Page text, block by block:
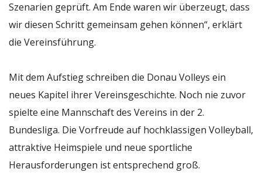
Szenarien geprüft. Am Ende waren wir überzeugt, dass
wir diesen Schritt gemeinsam gehen können“, erklärt
die Vereinsführung.
Mit dem Aufstieg schreiben die Donau Volleys ein
neues Kapitel ihrer Vereinsgeschichte. Noch nie zuvor
spielte eine Mannschaft des Vereins in der 2.
Bundesliga. Die Vorfreude auf hochklassigen Volleyball,
attraktive Heimspiele und neue sportliche
Herausforderungen ist entsprechend groß.